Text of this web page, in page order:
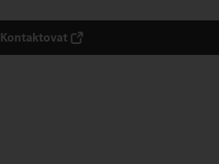
Kontaktovat